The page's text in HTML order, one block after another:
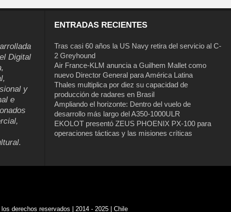
Digital
y
e
ENTRADAS RECIENTES
Tras casi 60 años la US Navy retira del servicio al C-
2 Greyhound
Air France-KLM anuncia a Guilhem Mallet como
nuevo Director General para América Latina
Thales multiplica por diez su capacidad de
producción de radares en Brasil
Ampliando el horizonte: Dentro del vuelo de
desarrollo más largo del A350-1000ULR
EKOLOT presentó ZEUS PHOENIX PX-100 para
operaciones tácticas y las misiones críticas
derechos reservados | 2014 - 2025 | Chile